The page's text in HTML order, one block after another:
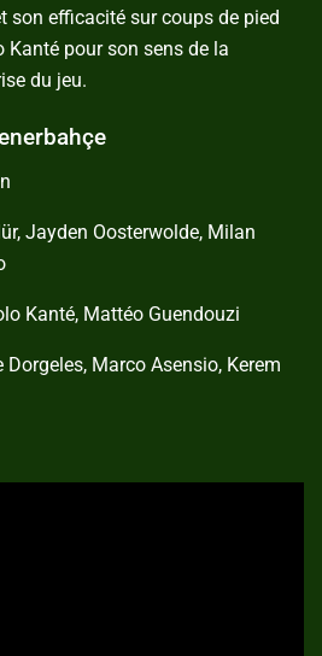
son efficacité sur coups de pied
Kanté pour son sens de la
du jeu.
Jayden Oosterwolde, Milan
Kanté, Mattéo Guendouzi
Dorgeles, Marco Asensio, Kerem